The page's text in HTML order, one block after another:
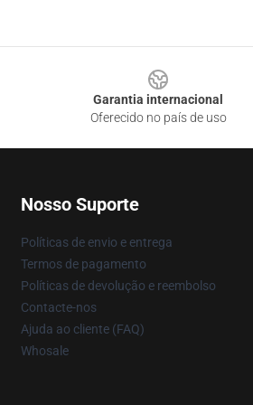
Garantia internacional
Oferecido no país de uso
Nosso Suporte
Políticas de envio e entrega
Termos de pagamento
Políticas de devolução e reembolso
Contacte-nos
Ajuda ao cliente (FAQ)
Whosale